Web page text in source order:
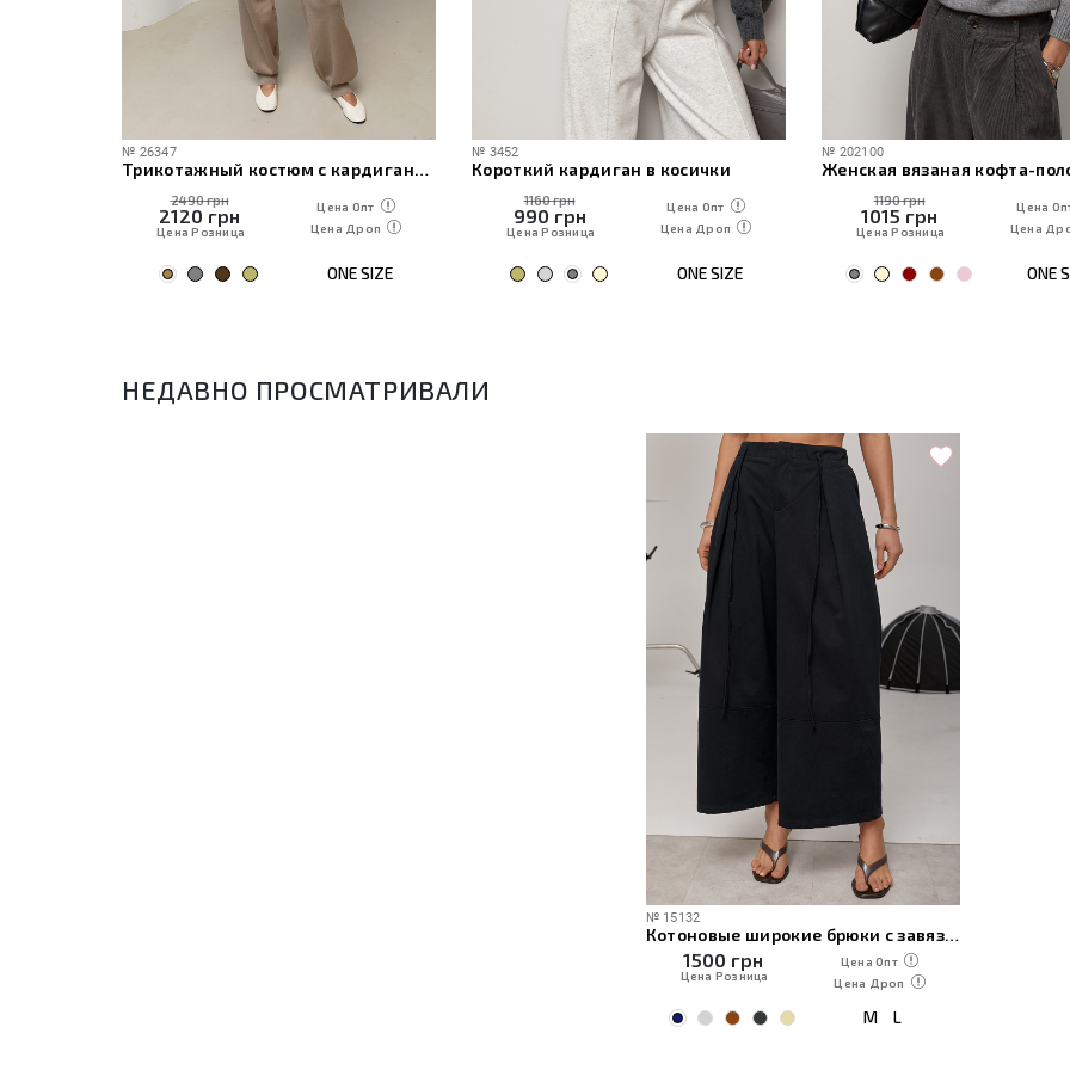
№ 26347
Трикотажный костюм с кардиганом, топом и брюками
2490 грн
2120 грн
Цена Розница
Цена Опт
Цена Дроп
ONE SIZE
№ 3452
Короткий кардиган в косички
1160 грн
990 грн
Цена Розница
Цена Опт
Цена Дроп
ONE SIZE
№ 202100
1190 грн
1015 грн
Цена Розница
Цена
Цена
ONE
НЕДАВНО ПРОСМАТРИВАЛИ
№ 15132
Котоновые широкие брюки с завязками
1500 грн
Цена Розница
Цена Опт
Цена Дроп
M L